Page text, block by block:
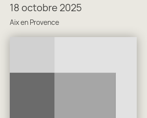
18 octobre 2025
Aix en Provence